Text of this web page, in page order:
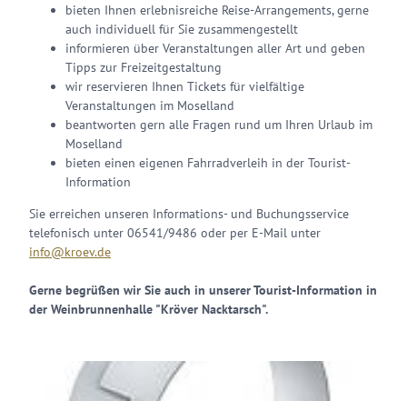
bieten Ihnen erlebnisreiche Reise-Arrangements, gerne
auch individuell für Sie zusammengestellt
informieren über Veranstaltungen aller Art und geben
Tipps zur Freizeitgestaltung
wir reservieren Ihnen Tickets für vielfältige
Veranstaltungen im Moselland
beantworten gern alle Fragen rund um Ihren Urlaub im
Moselland
bieten einen eigenen Fahrradverleih in der Tourist-
Information
Sie erreichen unseren Informations- und Buchungsservice
telefonisch unter 06541/9486 oder per E-Mail unter
info@kroev.de
Gerne begrüßen wir Sie auch in unserer Tourist-Information in
der Weinbrunnenhalle "Kröver Nacktarsch".